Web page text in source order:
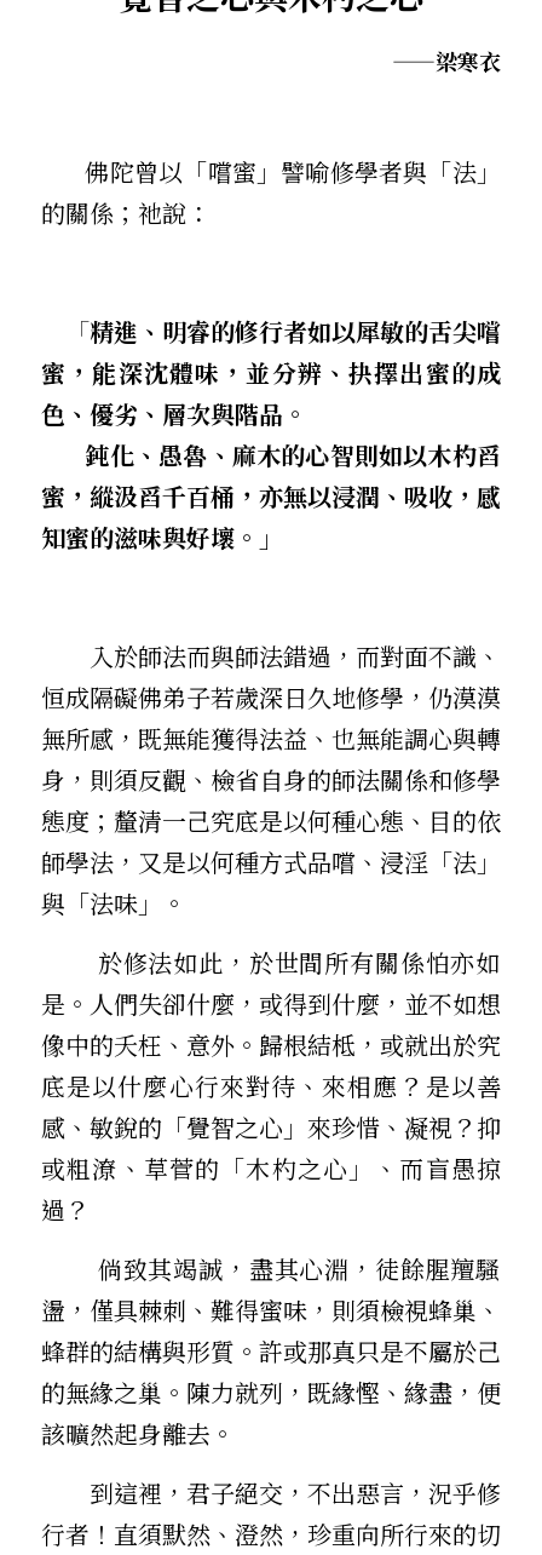
——梁寒衣
       佛陀曾以「嚐蜜」譬喻修學者與「法」
的關係；祂說：
    「
精進、明睿的修行者如以犀敏的舌尖嚐
蜜，能深沈體味，並分辨、抉擇出蜜的成
色、優劣、層次與階品。
蜜，縱汲舀千百桶，亦無以浸潤、吸收，感
知蜜的滋味與好壞。」
恒成隔礙――佛弟子若歲深日久地修學，仍漠漠
無所感，既無能獲得法益、也無能調心與轉
身，則須反觀、檢省自身的師法關係和修學
態度；釐清一己究底是以何種心態、目的依
師學法，又是以何種方式品嚐、浸淫「法」
與「法味」。
是。人們失卻什麼，或得到什麼，並不如想
像中的夭枉、意外。歸根結柢，或就出於究
底是以什麼心行來對待、來相應？――是以善
感、敏銳的「覺智之心」來珍惜、凝視？抑
或粗潦、草菅的「木杓之心」、而盲愚掠
過？
盪，僅具棘刺、難得蜜味，則須檢視蜂巢、
蜂群的結構與形質。許或那真只是不屬於己
的無緣之巢。陳力就列，既緣慳、緣盡，便
該曠然起身離去。
行者！直須默然、澄然，珍重向所行來的切